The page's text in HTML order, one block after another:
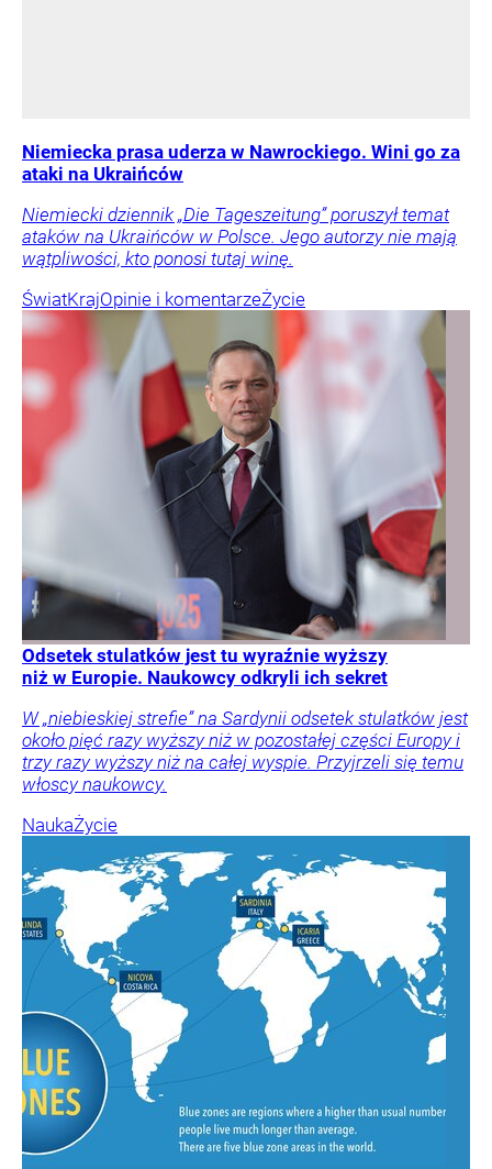
Niemiecka prasa uderza w Nawrockiego. Wini go za
ataki na Ukraińców
Niemiecki dziennik „Die Tageszeitung” poruszył temat
ataków na Ukraińców w Polsce. Jego autorzy nie mają
wątpliwości, kto ponosi tutaj winę.
ŚwiatKrajOpinie i komentarzeŻycie
Odsetek stulatków jest tu wyraźnie wyższy
niż w Europie. Naukowcy odkryli ich sekret
W „niebieskiej strefie” na Sardynii odsetek stulatków jest
około pięć razy wyższy niż w pozostałej części Europy i
trzy razy wyższy niż na całej wyspie. Przyjrzeli się temu
włoscy naukowcy.
NaukaŻycie